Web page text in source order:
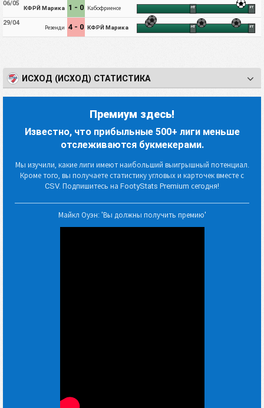
06/05
КФРЙ Марика 1 - 0 Кабофриенсе HT FT
29/04
Резенди 4 - 0 КФРЙ Марика HT FT
ИСХОД (ИСХОД) СТАТИСТИКА
Премиум здесь!
Известно, что прибыльные 500+ лиги меньше
отслеживаются букмекерами.
Мы изучили, какие лиги имеют наибольший выигрышный потенциал.
Кроме того, вы получаете статистику угловых и карточек вместе с
CSV. Подпишитесь на FootyStats Premium сегодня!
Майкл Оуэн: 'Вы должны получить премию'